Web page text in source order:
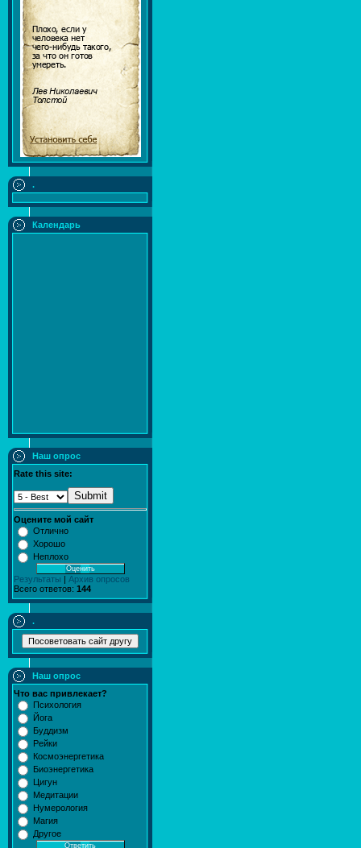
.
Календарь
Наш опрос
Rate this site:
Submit
Оцените мой сайт
Отлично
Хорошо
Неплохо
Результаты
Архив опросов
Всего ответов: 144
.
Наш опрос
Что вас привлекает?
Психология
Йога
Буддизм
Рейки
Космоэнергетика
Биоэнергетика
Цигун
Медитации
Нумерология
Магия
Другое